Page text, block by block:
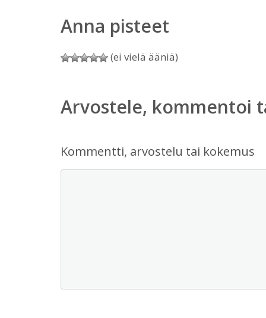
Anna pisteet
(ei vielä ääniä)
Arvostele, kommentoi
Kommentti, arvostelu tai kokemus